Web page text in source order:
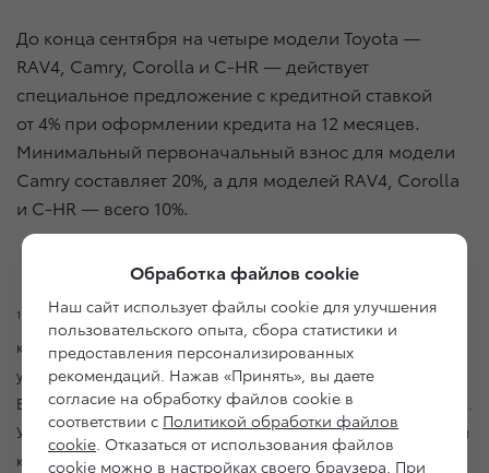
До конца сентября на четыре модели Toyota —
RAV4, Camry, Corolla и C-HR — действует
специальное предложение с кредитной ставкой
от 4% при оформлении кредита на 12 месяцев.
Минимальный первоначальный взнос для модели
Camry составляет 20%, а для моделей RAV4, Corolla
и C-HR — всего 10%.
1
«Легкий обмен» — процесс смены кредитного автомобиля,
который не является кредитной программой или платной
услугой и включает покупку новой Toyota с кредитом АО «Тойота
Банк» с условием погашения кредита за сдаваемый автомобиль.
Условия погашения определяются банком-кредитором. Условия
кредитования на новую Toyota, в том числе срок, ставка
Обработка файлов cookie
Наш сайт использует файлы cookie для улучшения
пользовательского опыта, сбора статистики и
предоставления персонализированных
рекомендаций. Нажав «Принять», вы даете
согласие на обработку файлов cookie в
соответствии с Политикой обработки файлов
cookie. Отказаться от использования файлов
cookie можно в настройках своего браузера. При